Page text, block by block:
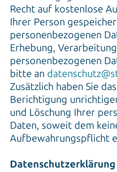
Recht auf kostenlose
Ihrer Person
personenbezogenen
Erhebung,
personenbezogenen
bitte an
Zusätzlich haben Sie
Berichtigung
und Löschung Ihrer
Daten, soweit dem
Aufbewahrungspflicht